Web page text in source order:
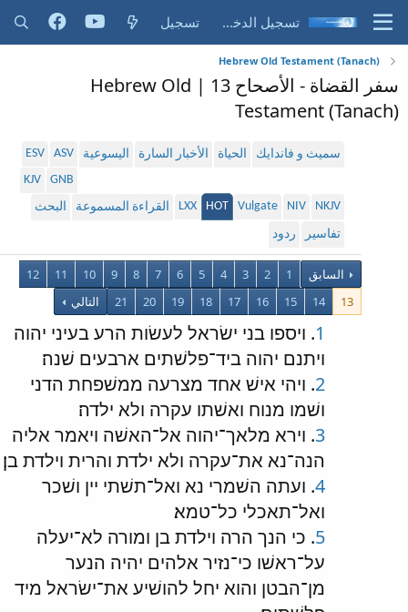
تسجيل الدخول تسجيل
Hebrew Old Testament (Tanach)
سفر القضاة - الأصحاح 13 | Hebrew Old
Testament (Tanach)
سميث و فاندايك الحياة الأخبار السارة اليسوعية ASV
ESV
GNB
KJV
NKJV
NIV
Vulgate
HOT
LXX القراءة المسموعة
البحث
تفاسير
ردود
السابق 1
2
3
4
5
6
7
8
9
10
11
12
13
14
15
16
17
18
19
20
21 التالي
1. ויספו בני ישׂראל לעשׂות הרע בעיני יהוה
ויתנם יהוה ביד־פלשׁתים ארבעים שׁנה׃
2. ויהי אישׁ אחד מצרעה ממשׁפחת הדני
ושׁמו מנוח ואשׁתו עקרה ולא ילדה׃
3. וירא מלאך־יהוה אל־האשׁה ויאמר אליה
הנה־נא את־עקרה ולא ילדת והרית וילדת בן׃
4. ועתה השׁמרי נא ואל־תשׁתי יין ושׁכר
ואל־תאכלי כל־טמא׃
5. כי הנך הרה וילדת בן ומורה לא־יעלה
על־ראשׁו כי־נזיר אלהים יהיה הנער
מן־הבטן והוא יחל להושׁיע את־ישׂראל מיד